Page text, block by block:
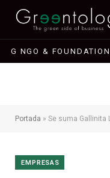
G NGO &
Portada » Se suma Gallinita
EMPRESAS